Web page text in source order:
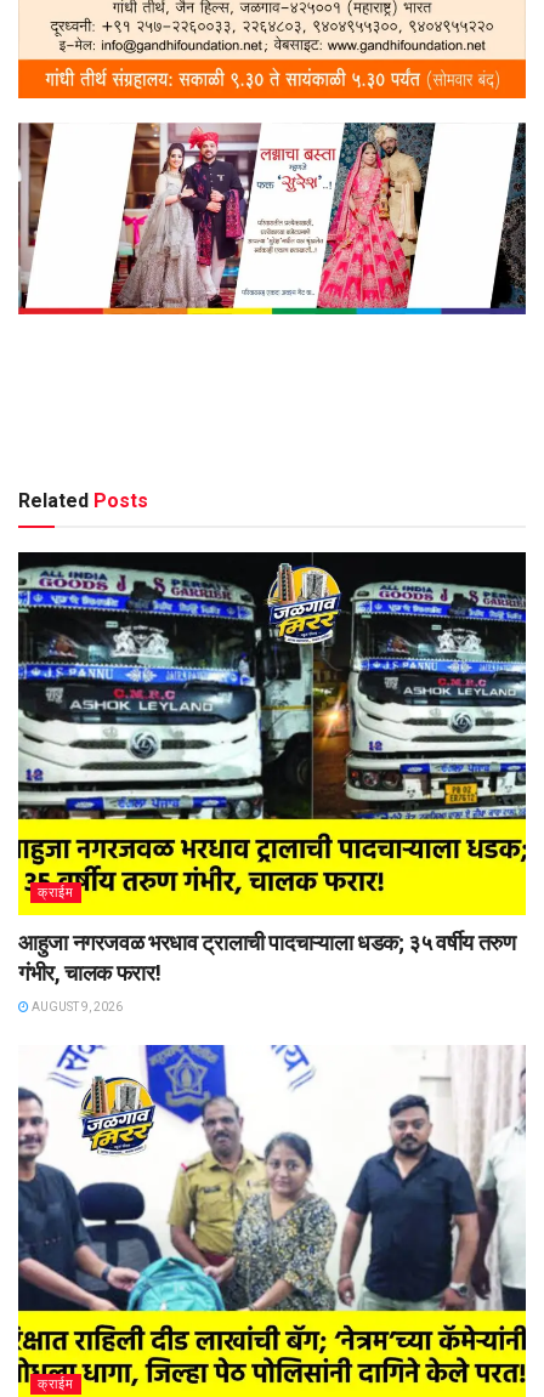
Related Posts
क्राईम
आहुजा नगरजवळ भरधाव ट्रालाची पादचाऱ्याला धडक; ३५ वर्षीय तरुण
गंभीर, चालक फरार!
AUGUST 9, 2026
क्राईम